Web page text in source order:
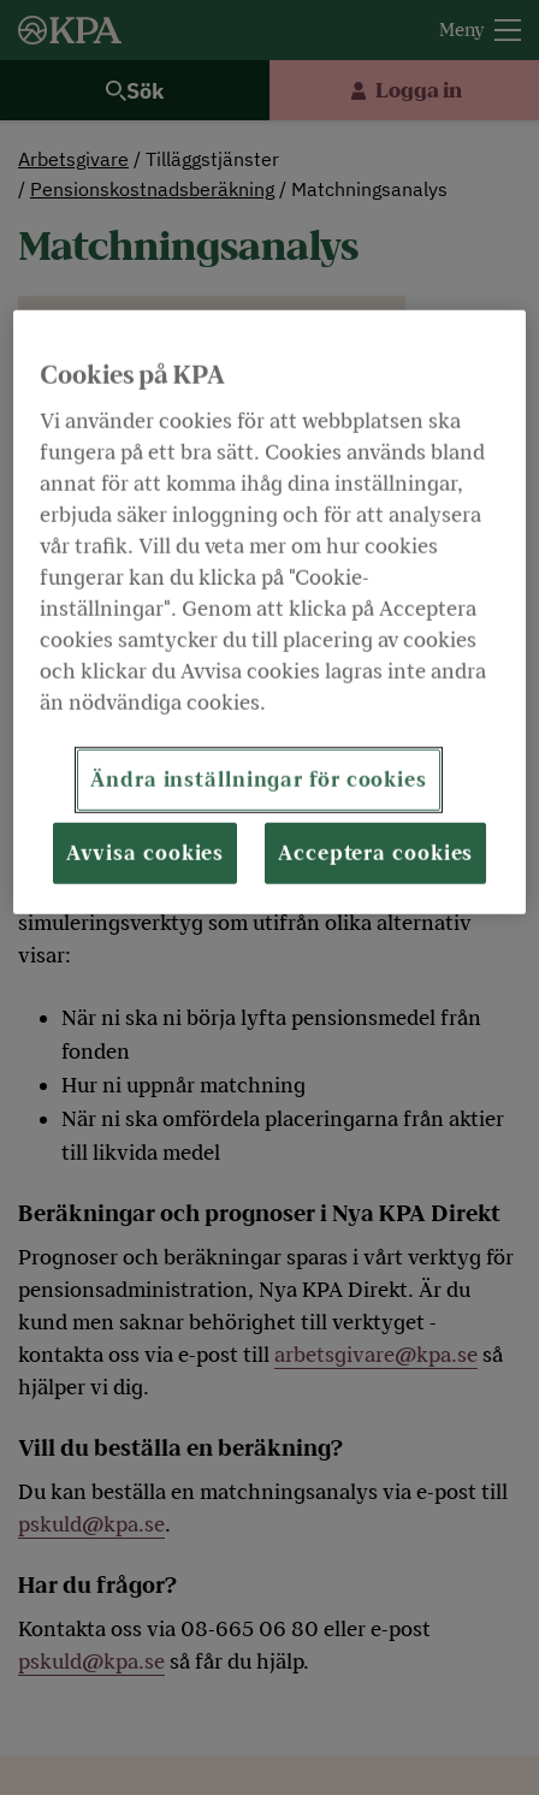
Sök Logga in
Arbetsgivare
Tilläggstjänster
Pensionskostnadsberäkning
Matchningsanalys
Matchningsanalys
Pensionsutbetalningarna kommer att öka
kraftigt de närmaste åren i och med att det är
många som kommer att gå i pension. Därför har
många kommuner och regioner medel i en
egen pensionsfond som placerar i aktier och
ränteinstrument.
Genom vår matchningsanalys minskar ni riskerna
med förvaltningen i och med att ni planerar för
framtida pensionsutbetalningar. På så sätt kan ni
sälja av aktier i rätt tid och få pengar att betala de
framtida pensionerna.
Simuleringsverktyget visualiserar olika
alternativ
Till matchningsanalysen erbjuder vi ett
simuleringsverktyg som utifrån olika alternativ
visar:
När ni ska ni börja lyfta pensionsmedel från
fonden
Hur ni uppnår matchning
När ni ska omfördela placeringarna från aktier
till likvida medel
Beräkningar och prognoser i Nya KPA Direkt
Prognoser och beräkningar sparas i vårt verktyg för
pensionsadministration, Nya KPA Direkt. Är du
kund men saknar behörighet till verktyget -
kontakta oss via e-post tillarbetsgivare@kpa.se så
hjälper vi dig.
Vill du beställa en beräkning?
Du kan beställa en matchningsanalys via e-post till
pskuld@kpa.se.
Har du frågor?
Kontakta oss via 08-665 06 80 eller e-post
pskuld@kpa.se så får du hjälp.
Cookies på KPA
Vi använder cookies för att webbplatsen ska
fungera på ett bra sätt. Cookies används bland
annat för att komma ihåg dina inställningar,
erbjuda säker inloggning och för att analysera
vår trafik. Vill du veta mer om hur cookies
fungerar kan du klicka på "Cookie-
inställningar". Genom att klicka på Acceptera
cookies samtycker du till placering av cookies
och klickar du Avvisa cookies lagras inte andra
än nödvändiga cookies.
Ändra inställningar för cookies
Avvisa cookies Acceptera cookies